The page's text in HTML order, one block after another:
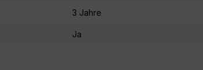
3 Jahre
Ja